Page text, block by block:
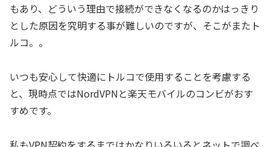
もあり、どういう理由で接続ができなくなるのかはっきり
とした原因を究明する事が難しいのですが、そこがまたト
ルコ。。
いつも安心して快適にトルコで使用することを考慮する
と、現時点ではNordVPNと楽天モバイルのコンビがおす
すめです。